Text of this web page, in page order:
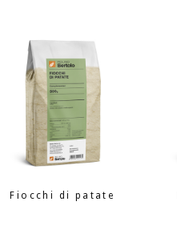
Fiocchi di patate